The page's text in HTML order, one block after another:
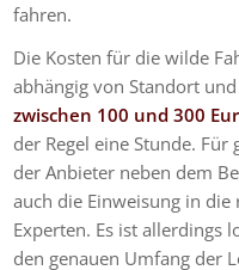
fahren.
Die Kosten für die wilde
abhängig von Standort
zwischen 100 und 300
der Regel eine Stunde.
der Anbieter neben dem
auch die Einweisung in
Experten. Es ist allerdings
den genauen Umfang der